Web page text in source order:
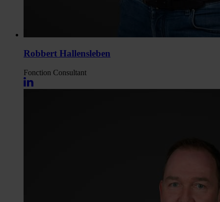
Robbert Hallensleben
Fonction Consultant